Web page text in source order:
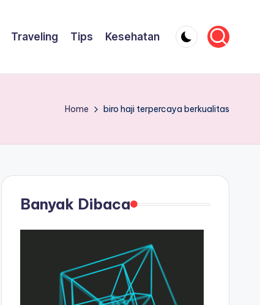
Traveling Tips Kesehatan
Home biro haji terpercaya berkualitas
Banyak Dibaca